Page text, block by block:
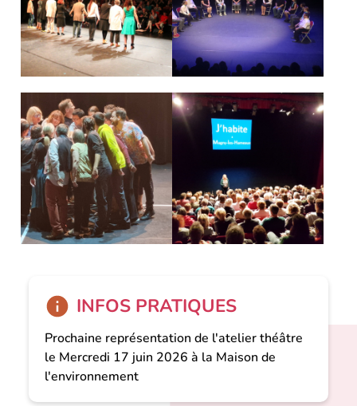
INFOS PRATIQUES
Prochaine représentation de l'atelier théâtre
le Mercredi 17 juin 2026 à la Maison de
l'environnement